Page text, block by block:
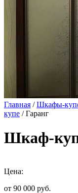
Главная /Шкафы-
купе / Гаранг
Шкаф-
Цена:
от 90 000 руб.